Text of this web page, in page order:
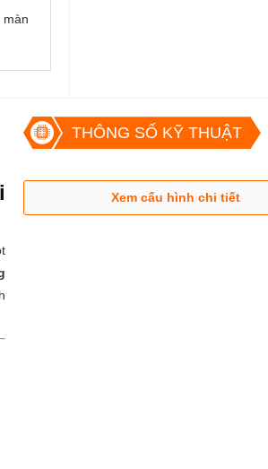
màn
THÔNG SỐ KỸ THUẬT
Xem cấu hình chi tiết